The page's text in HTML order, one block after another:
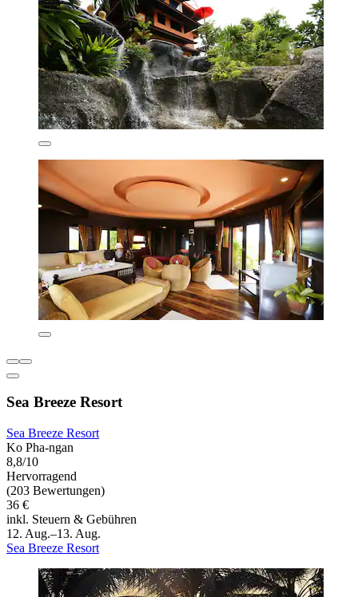
Sea Breeze Resort
Sea Breeze Resort
Ko Pha-ngan
8,8/10
Hervorragend
(203 Bewertungen)
36 €
inkl. Steuern & Gebühren
12. Aug.–13. Aug.
Sea Breeze Resort